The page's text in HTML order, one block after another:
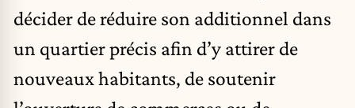
décider de réduire son additionnel dans
un quartier précis afin d’y attirer de
nouveaux habitants, de soutenir